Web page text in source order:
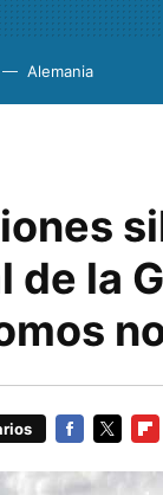
Alemania
de la